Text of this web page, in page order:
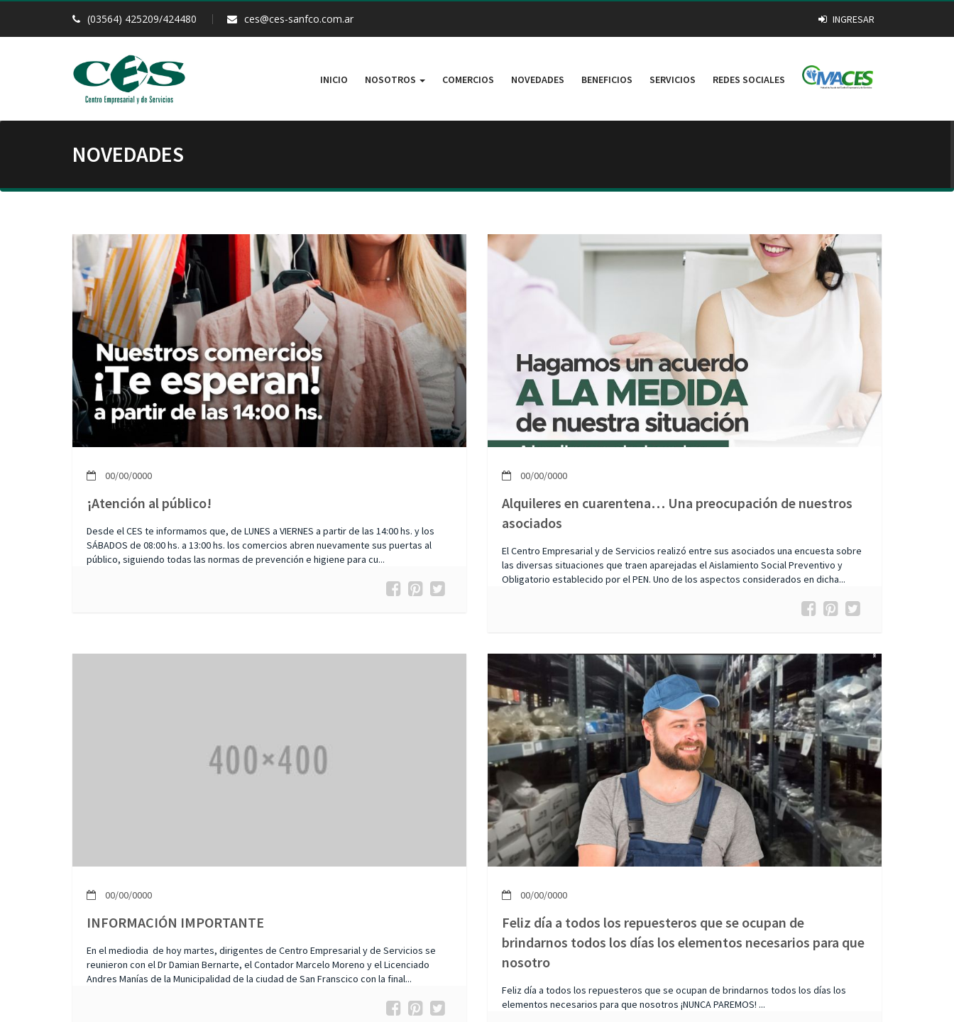
(03564) 425209/424480 ces@ces-sanfco.com.ar INGRESAR
INICIO NOSOTROS COMERCIOS NOVEDADES BENEFICIOS SERVICIOS REDES SOCIALES
NOVEDADES
00/00/0000
¡Atención al público!
Desde el CES te informamos que, de LUNES a VIERNES a partir de las 14:00 hs. y los
SÁBADOS de 08:00 hs. a 13:00 hs. los comercios abren nuevamente sus puertas al
público, siguiendo todas las normas de prevención e higiene para cu...
00/00/0000
Alquileres en cuarentena… Una preocupación de nuestros
asociados
El Centro Empresarial y de Servicios realizó entre sus asociados una encuesta sobre
las diversas situaciones que traen aparejadas el Aislamiento Social Preventivo y
Obligatorio establecido por el PEN. Uno de los aspectos considerados en dicha...
00/00/0000
INFORMACIÓN IMPORTANTE
En el mediodia de hoy martes, dirigentes de Centro Empresarial y de Servicios se
reunieron con el Dr Damian Bernarte, el Contador Marcelo Moreno y el Licenciado
Andres Manías de la Municipalidad de la ciudad de San Franscico con la final...
00/00/0000
Feliz día a todos los repuesteros que se ocupan de
brindarnos todos los días los elementos necesarios para que
nosotro
Feliz día a todos los repuesteros que se ocupan de brindarnos todos los días los
elementos necesarios para que nosotros ¡NUNCA PAREMOS! ...